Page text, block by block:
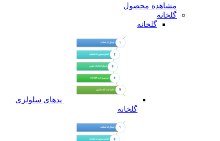
مشاهده محصول
گلخانه
گلخانه
پدهای سلولزی
گلخانه